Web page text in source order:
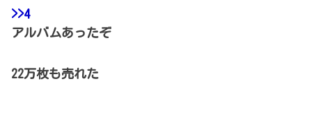
>>4
アルバムあったぞ
22万枚も売れた